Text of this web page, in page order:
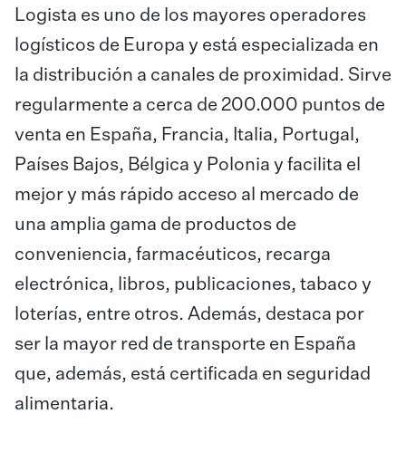
Logista es uno de los mayores operadores
logísticos de Europa y está especializada en
la distribución a canales de proximidad. Sirve
regularmente a cerca de 200.000 puntos de
venta en España, Francia, Italia, Portugal,
Países Bajos, Bélgica y Polonia y facilita el
mejor y más rápido acceso al mercado de
una amplia gama de productos de
conveniencia, farmacéuticos, recarga
electrónica, libros, publicaciones, tabaco y
loterías, entre otros. Además, destaca por
ser la mayor red de transporte en España
que, además, está certificada en seguridad
alimentaria.